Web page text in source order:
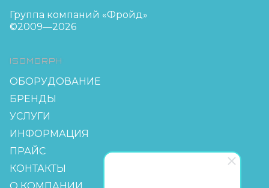
Группа компаний «Фройд»
©2009—2026
ISOMORPH
ОБОРУДОВАНИЕ
БРЕНДЫ
УСЛУГИ
ИНФОРМАЦИЯ
ПРАЙС
КОНТАКТЫ